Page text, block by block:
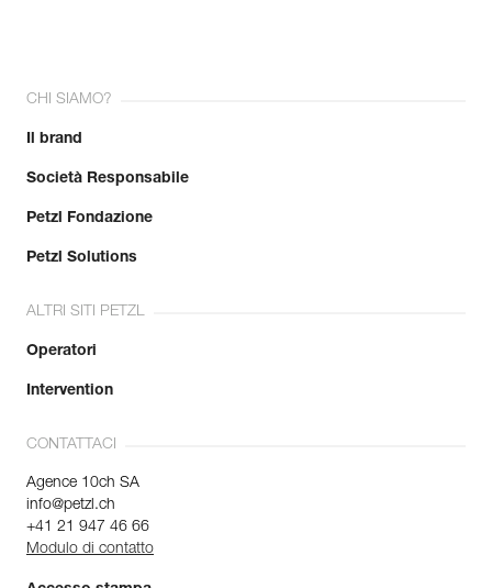
CHI SIAMO?
Il brand
Società Responsabile
Petzl Fondazione
Petzl Solutions
ALTRI SITI PETZL
Operatori
Intervention
CONTATTACI
Agence 10ch SA
info@petzl.ch
+41 21 947 46 66
Modulo di contatto